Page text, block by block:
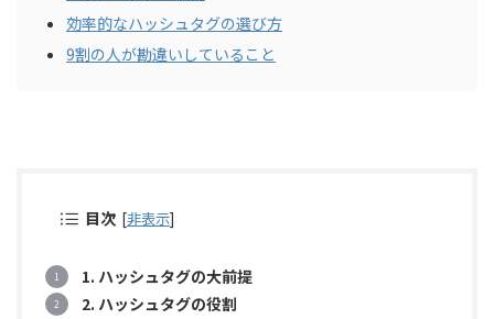
効率的なハッシュタグの選び方
9割の人が勘違いしていること
目次 [非表示]
1. ハッシュタグの大前提
2. ハッシュタグの役割